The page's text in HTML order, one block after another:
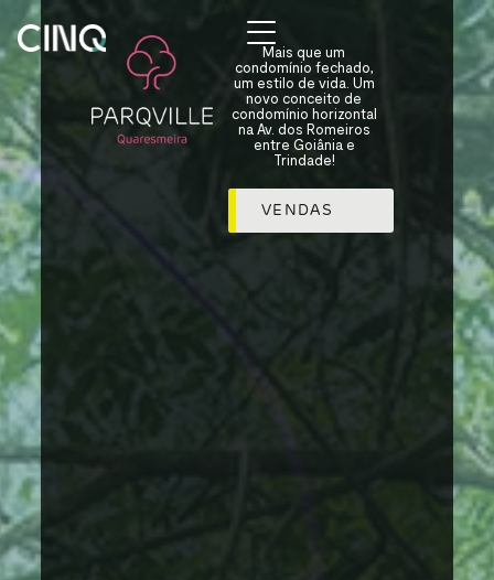
Mais que um
condomínio fechado,
um estilo de vida. Um
novo conceito de
condomínio horizontal
na Av. dos Romeiros
entre Goiânia e
Trindade!
VENDAS